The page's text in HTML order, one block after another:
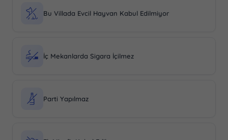
Bu Villada Evcil Hayvan Kabul Edilmiyor
İç Mekanlarda Sigara İçilmez
Parti Yapılmaz